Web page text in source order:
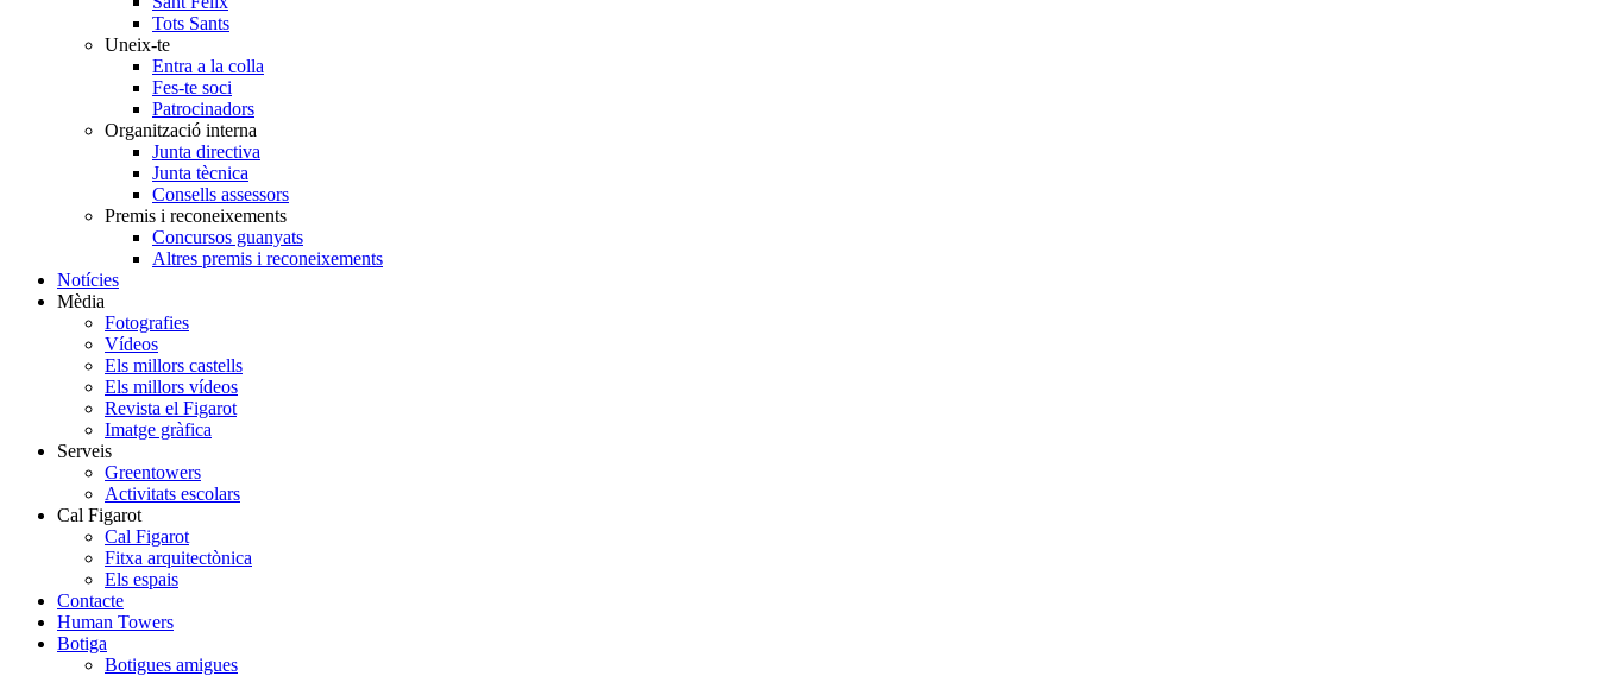
Tots Sants
Uneix-te
Entra a la colla
Fes-te soci
Patrocinadors
Organització interna
Junta directiva
Junta tècnica
Consells assessors
Premis i reconeixements
Concursos guanyats
Altres premis i reconeixements
Notícies
Mèdia
Fotografies
Vídeos
Els millors castells
Els millors vídeos
Revista el Figarot
Imatge gràfica
Serveis
Greentowers
Activitats escolars
Cal Figarot
Cal Figarot
Fitxa arquitectònica
Els espais
Contacte
Human Towers
Botiga
Botigues amigues